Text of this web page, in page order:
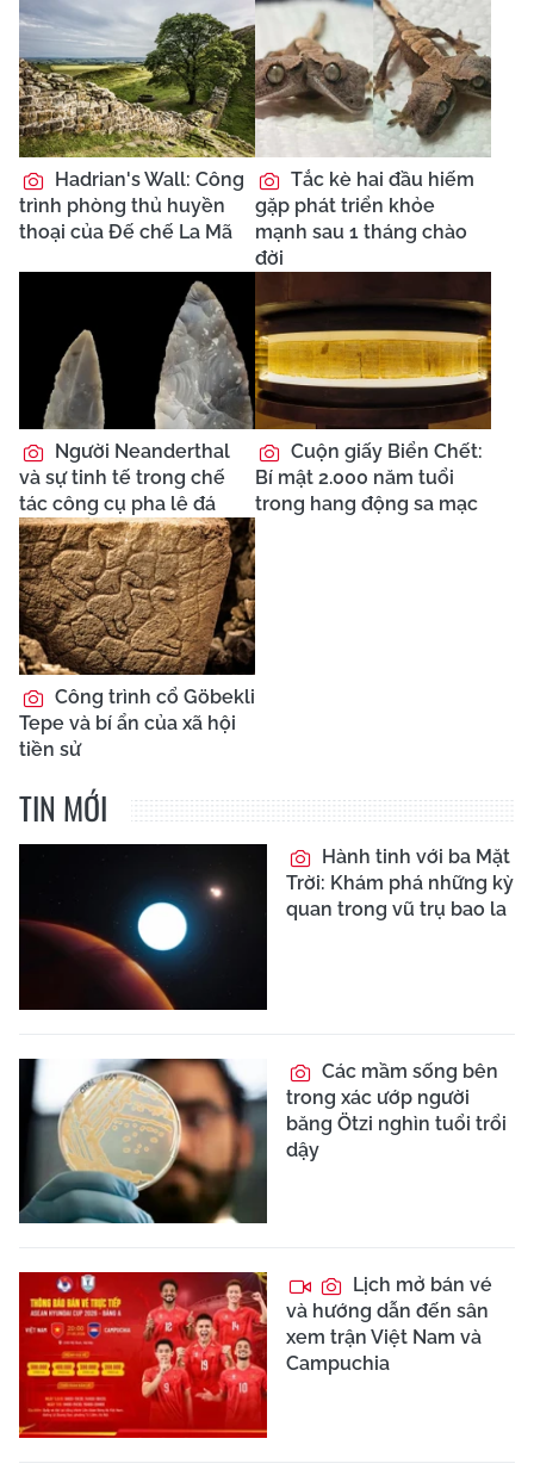
Hadrian's Wall: Công
trình phòng thủ huyền
thoại của Đế chế La Mã
Tắc kè hai đầu hiếm
gặp phát triển khỏe
mạnh sau 1 tháng chào
đời
Người Neanderthal
và sự tinh tế trong chế
tác công cụ pha lê đá
Cuộn giấy Biển Chết:
Bí mật 2.000 năm tuổi
trong hang động sa mạc
Công trình cổ Göbekli
Tepe và bí ẩn của xã hội
tiền sử
TIN MỚI
Hành tinh với ba Mặt
Trời: Khám phá những kỳ
quan trong vũ trụ bao la
Các mầm sống bên
trong xác ướp người
băng Ötzi nghìn tuổi trổi
dậy
Lịch mở bán vé
và hướng dẫn đến sân
xem trận Việt Nam và
Campuchia